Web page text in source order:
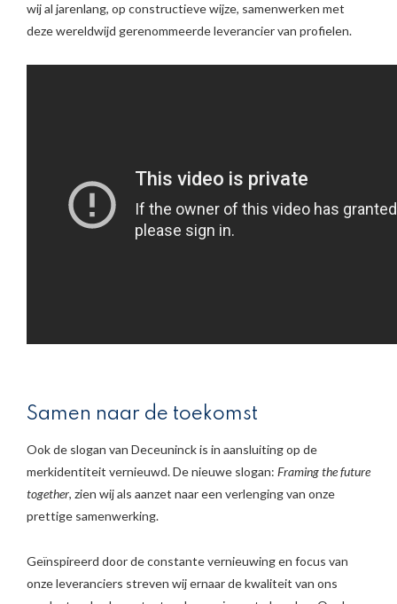
wij al jarenlang, op constructieve wijze, samenwerken met
deze wereldwijd gerenommeerde leverancier van profielen.
Samen naar de toekomst
Ook de slogan van Deceuninck is in aansluiting op de
merkidentiteit vernieuwd. De nieuwe slogan: Framing the future
together, zien wij als aanzet naar een verlenging van onze
prettige samenwerking.
Geïnspireerd door de constante vernieuwing en focus van
onze leveranciers streven wij ernaar de kwaliteit van ons